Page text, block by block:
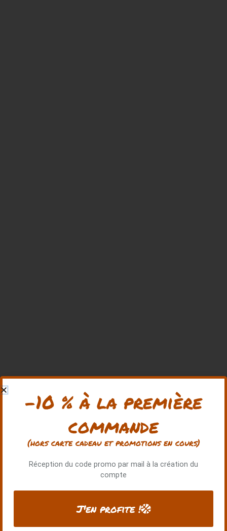
-10 % à la première
commande
(hors carte cadeau et promotions en cours)
Réception du code promo par mail à la création du
compte
J'en profite !